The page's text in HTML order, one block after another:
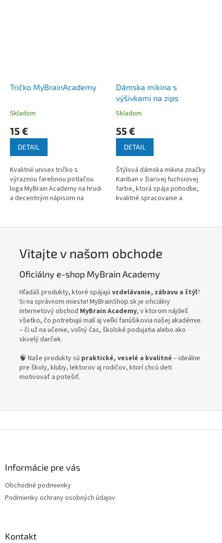
Tričko MyBrainAcademy
Skladom
15 €
DETAIL
Kvalitné unisex tričko s
výraznou farebnou potlačou
loga MyBrain Academy na hrudi
a decentným nápisom na
školského...
Dámska mikina s
výšivkami na zips
Skladom
55 €
DETAIL
Štýlová dámska mikina značky
Kariban v žiarivej fuchsiovej
farbe, ktorá spája pohodlie,
kvalitné spracovanie a
vyšívané...
Vitajte v našom obchode
Oficiálny e-shop MyBrain Academy
Hľadáš produkty, ktoré spájajú vzdelávanie, zábavu a štýl?
Si na správnom mieste! MyBrainShop.sk je oficiálny
internetový obchod MyBrain Academy, v ktorom nájdeš
všetko, čo potrebujú malí aj veľkí fanúšikovia našej akadémie
– či už na učenie, voľný čas, školské podujatia alebo ako
skvelý darček.
🧠 Naše produkty sú praktické, veselé a kvalitné – ideálne
pre školy, kluby, lektorov aj rodičov, ktorí chcú deti
motivovať a potešiť.
Informácie pre vás
Obchodné podmienky
Podmienky ochrany osobných údajov
Kontakt